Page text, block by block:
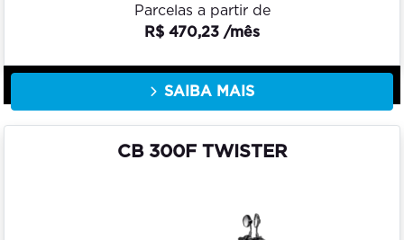
Parcelas a partir de
R$ 470,23 /mês
SAIBA MAIS
CB 300F TWISTER